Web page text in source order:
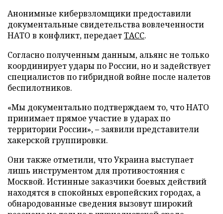
Анонимные кибервзломщики предоставили
документальные свидетельства вовлеченности
НАТО в конфликт, передаетТАСС.
Согласно полученным данным, альянс не только
координирует удары по России, но и задействует
специалистов по гибридной войне после налетов
беспилотников.
«Мы документально подтверждаем то, что НАТО
принимает прямое участие в ударах по
территории России», – заявили представители
хакерской группировки.
Они также отметили, что Украина выступает
лишь инструментом для противостояния с
Москвой. Истинные заказчики боевых действий
находятся в спокойных европейских городах, а
обнародованные сведения вызовут широкий